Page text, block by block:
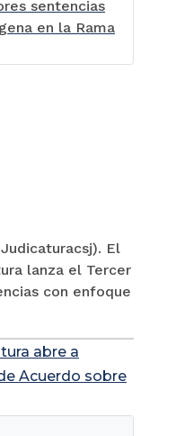
El
lanza el Tercer
con enfoque
abre a
Acuerdo sobre